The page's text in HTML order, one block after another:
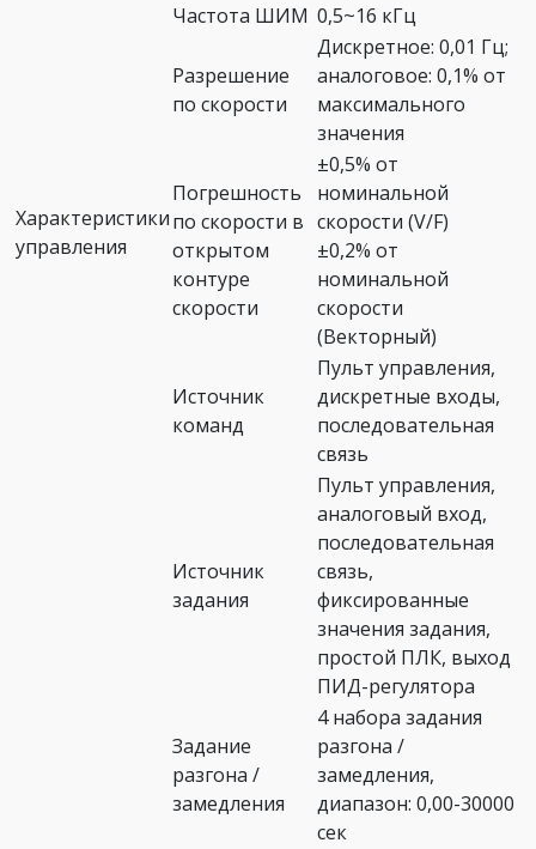
Характеристики
управления
Частота ШИМ 0,5~16 кГц
Разрешение
по скорости
Дискретное: 0,01 Гц;
аналоговое: 0,1% от
максимального
значения
Погрешность
по скорости в
открытом
контуре
скорости
±0,5% от
номинальной
скорости (V/F)
±0,2% от
номинальной
скорости
(Векторный)
Источник
команд
Пульт управления,
дискретные входы,
последовательная
связь
Источник
задания
Пульт управления,
аналоговый вход,
последовательная
связь,
фиксированные
значения задания,
простой ПЛК, выход
ПИД-регулятора
Задание
разгона /
замедления
4 набора задания
разгона /
замедления,
диапазон: 0,00-30000
сек